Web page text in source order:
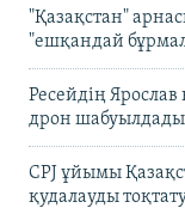
"Қазақстан"
"ешқандай
Ресейдің
дрон шабуылдады
CPJ ұйымы
қудалауды